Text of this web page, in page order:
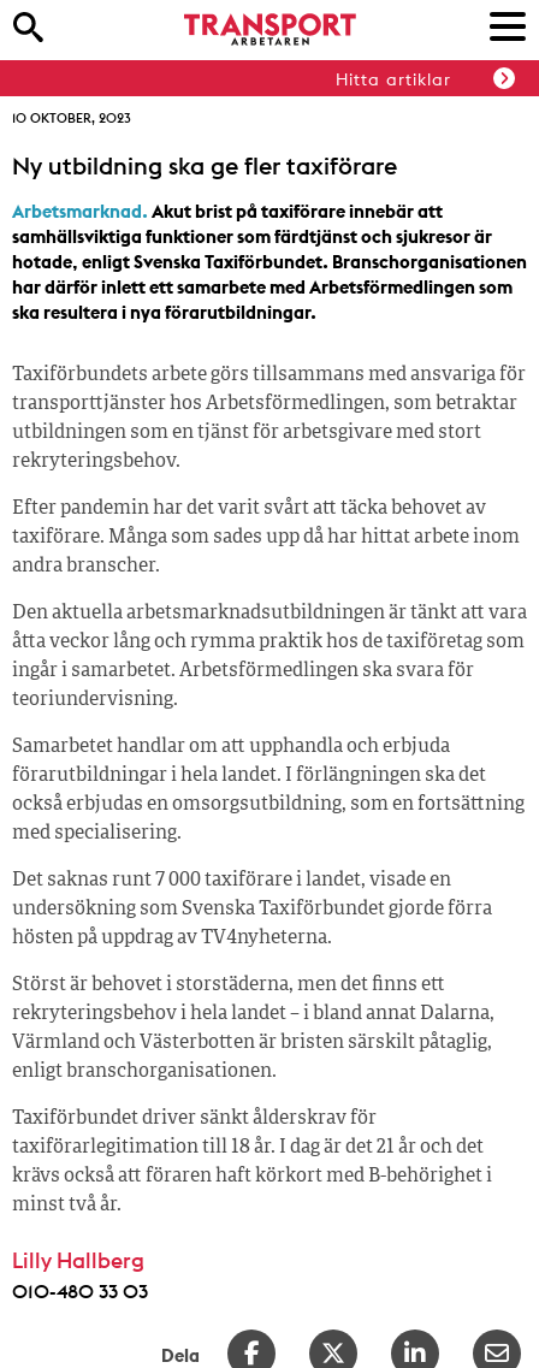
Hitta artiklar
10 OKTOBER, 2023
Ny utbildning ska ge fler taxiförare
Arbetsmarknad. Akut brist på taxiförare innebär att
samhällsviktiga funktioner som färdtjänst och sjukresor är
hotade, enligt Svenska Taxiförbundet. Branschorganisationen
har därför inlett ett samarbete med Arbetsförmedlingen som
ska resultera i nya förarutbildningar.
Taxiförbundets arbete görs tillsammans med ansvariga för
transporttjänster hos Arbetsförmedlingen, som betraktar
utbildningen som en tjänst för arbetsgivare med stort
rekryteringsbehov.
Efter pandemin har det varit svårt att täcka behovet av
taxiförare. Många som sades upp då har hittat arbete inom
andra branscher.
Den aktuella arbetsmarknadsutbildningen är tänkt att vara
åtta veckor lång och rymma praktik hos de taxiföretag som
ingår i samarbetet. Arbetsförmedlingen ska svara för
teoriundervisning.
Samarbetet handlar om att upphandla och erbjuda
förarutbildningar i hela landet. I förlängningen ska det
också erbjudas en omsorgsutbildning, som en fortsättning
med specialisering.
Det saknas runt 7 000 taxiförare i landet, visade en
undersökning som Svenska Taxiförbundet gjorde förra
hösten på uppdrag av TV4nyheterna.
Störst är behovet i storstäderna, men det finns ett
rekryteringsbehov i hela landet – i bland annat Dalarna,
Värmland och Västerbotten är bristen särskilt påtaglig,
enligt branschorganisationen.
Taxiförbundet driver sänkt ålderskrav för
taxiförarlegitimation till 18 år. I dag är det 21 år och det
krävs också att föraren haft körkort med B-behörighet i
minst två år.
Lilly Hallberg
010-480 33 03
Dela